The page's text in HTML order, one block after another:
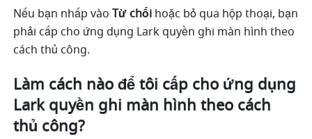
Nếu bạn nhấp vào Từ chối hoặc bỏ qua hộp thoại, bạn
phải cấp cho ứng dụng Lark quyền ghi màn hình theo
cách thủ công.
Làm cách nào để tôi cấp cho ứng dụng
Lark quyền ghi màn hình theo cách
thủ công?